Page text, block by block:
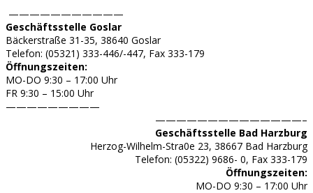
———————————
Geschäftsstelle Goslar
Bäckerstraße 31-35, 38640 Goslar
Telefon: (05321) 333-446/-447, Fax 333-179
Öffnungszeiten:
MO-DO 9:30 – 17:00 Uhr
FR 9:30 – 15:00 Uhr
—————————
——————————————–
Geschäftsstelle Bad Harzburg
Herzog-Wilhelm-Stra0e 23, 38667 Bad Harzburg
Telefon: (05322) 9686- 0, Fax 333-179
Öffnungszeiten:
MO-DO 9:30 – 17:00 Uhr